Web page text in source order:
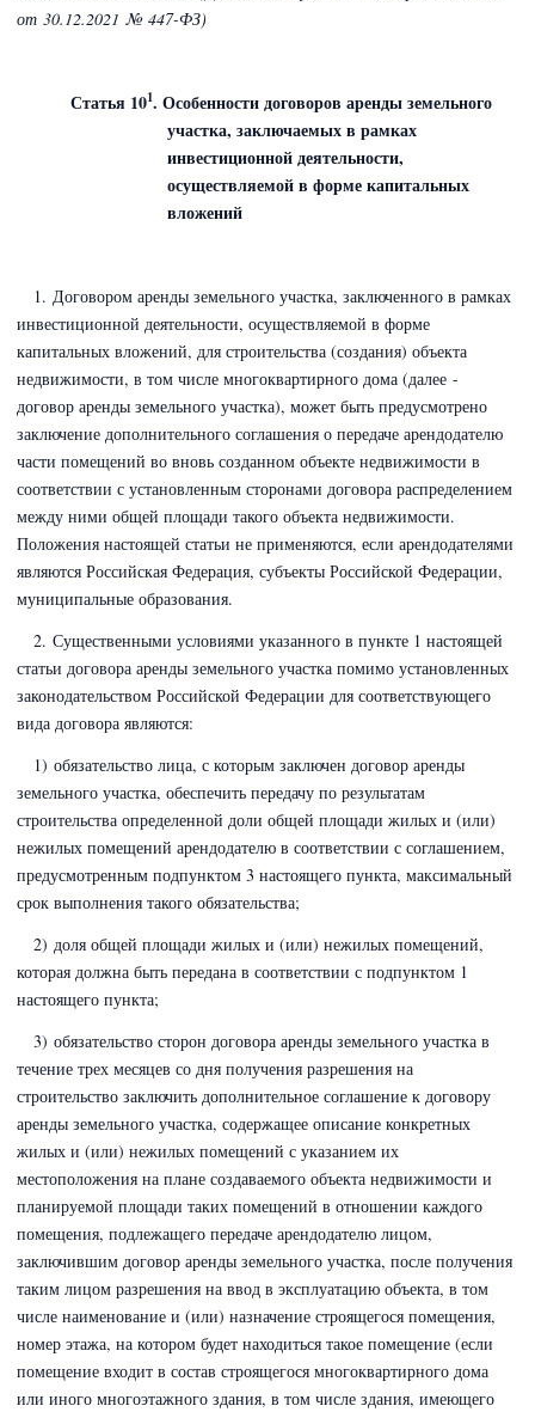
от 30.12.2021 № 447-ФЗ)
Статья 101. Особенности договоров аренды земельного
участка, заключаемых в рамках
инвестиционной деятельности,
осуществляемой в форме капитальных
вложений
1. Договором аренды земельного участка, заключенного в рамках
инвестиционной деятельности, осуществляемой в форме
капитальных вложений, для строительства (создания) объекта
недвижимости, в том числе многоквартирного дома (далее -
договор аренды земельного участка), может быть предусмотрено
заключение дополнительного соглашения о передаче арендодателю
части помещений во вновь созданном объекте недвижимости в
соответствии с установленным сторонами договора распределением
между ними общей площади такого объекта недвижимости.
Положения настоящей статьи не применяются, если арендодателями
являются Российская Федерация, субъекты Российской Федерации,
муниципальные образования.
2. Существенными условиями указанного в пункте 1 настоящей
статьи договора аренды земельного участка помимо установленных
законодательством Российской Федерации для соответствующего
вида договора являются:
1) обязательство лица, с которым заключен договор аренды
земельного участка, обеспечить передачу по результатам
строительства определенной доли общей площади жилых и (или)
нежилых помещений арендодателю в соответствии с соглашением,
предусмотренным подпунктом 3 настоящего пункта, максимальный
срок выполнения такого обязательства;
2) доля общей площади жилых и (или) нежилых помещений,
которая должна быть передана в соответствии с подпунктом 1
настоящего пункта;
3) обязательство сторон договора аренды земельного участка в
течение трех месяцев со дня получения разрешения на
строительство заключить дополнительное соглашение к договору
аренды земельного участка, содержащее описание конкретных
жилых и (или) нежилых помещений с указанием их
местоположения на плане создаваемого объекта недвижимости и
планируемой площади таких помещений в отношении каждого
помещения, подлежащего передаче арендодателю лицом,
заключившим договор аренды земельного участка, после получения
таким лицом разрешения на ввод в эксплуатацию объекта, в том
числе наименование и (или) назначение строящегося помещения,
номер этажа, на котором будет находиться такое помещение (если
помещение входит в состав строящегося многоквартирного дома
или иного многоэтажного здания, в том числе здания, имеющего